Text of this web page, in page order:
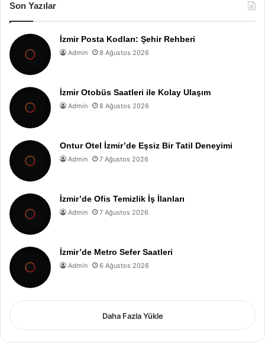
Son Yazılar
İzmir Posta Kodları: Şehir Rehberi
Admin 8 Ağustos 2026
İzmir Otobüs Saatleri ile Kolay Ulaşım
Admin 8 Ağustos 2026
Ontur Otel İzmir’de Eşsiz Bir Tatil Deneyimi
Admin 7 Ağustos 2026
İzmir’de Ofis Temizlik İş İlanları
Admin 7 Ağustos 2026
İzmir’de Metro Sefer Saatleri
Admin 6 Ağustos 2026
Daha Fazla Yükle